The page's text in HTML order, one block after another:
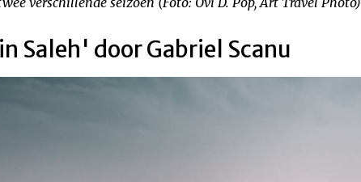
Saleh' door Gabriel Scanu